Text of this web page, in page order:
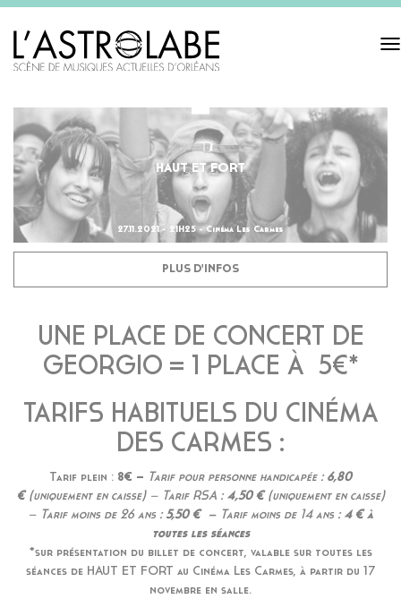
HAUT ET FORT
27.11.2021 - 21H25 - Cinéma Les Carmes
PLUS D'INFOS
UNE PLACE DE CONCERT DE
GEORGIO = 1 PLACE À 5€*
TARIFS HABITUELS DU CINÉMA
DES CARMES :
Tarif plein : 8€ – Tarif pour personne handicapée :6,80
€ (uniquement en caisse) – Tarif RSA :4,50 € (uniquement en caisse)
– Tarif moins de 26 ans :5,50 € – Tarif moins de 14 ans :4 € à
toutes les séances
*sur présentation du billet de concert, valable sur toutes les
séances de HAUT ET FORT au Cinéma Les Carmes, à partir du 17
novembre en salle.